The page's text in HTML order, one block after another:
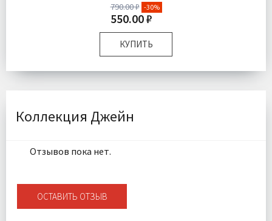
790.00 ₽ -30%
550.00 ₽
КУПИТЬ
Размер:
50х70 см
Доставка:
Коллекция Джейн
Отзывов пока нет.
ОСТАВИТЬ ОТЗЫВ